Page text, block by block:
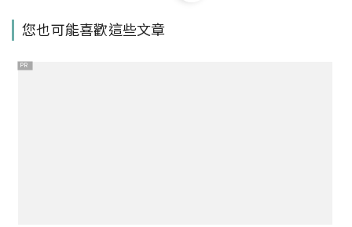
Tommy：「在台灣的生活真的很舒服，
您也可能喜歡這些文章
PR